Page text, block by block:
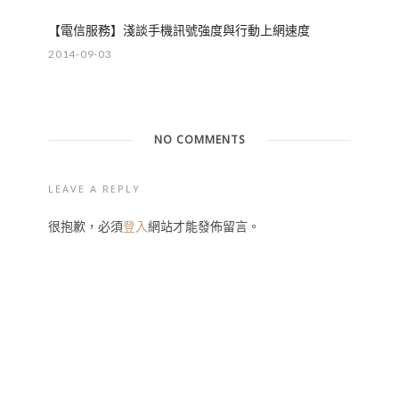
【電信服務】淺談手機訊號強度與行動上網速度
2014-09-03
NO COMMENTS
LEAVE A REPLY
很抱歉，必須登入網站才能發佈留言。